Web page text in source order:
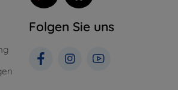
Folgen Sie uns